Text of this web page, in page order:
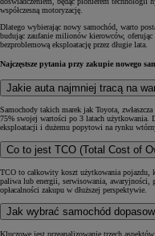
współczesną motoryzację.
Dlatego wybierając nowy samochód, warto
budując zaufanie milionów kierowców,
bezproblemową eksploatację przez długie lata.
Najczęstsze pytania przy zakupie nowego
Jakie auta najmniej tracą na
Samochody takich marek jak Toyota,
75% swojej wartości po 3 latach
eksploatacji i dużemu popytowi na rynku
Co to jest TCO (Total Cost of
TCO to całkowity koszt użytkowania
paliwa lub energii, serwisowania, awaryjności,
opłacalności zakupu w dłuższej perspektywie.
Jak wybrać samochód
Kluczowe jest przeanalizowanie trzech